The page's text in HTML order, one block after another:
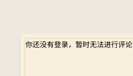
你还没有登录，暂时无法进行评论